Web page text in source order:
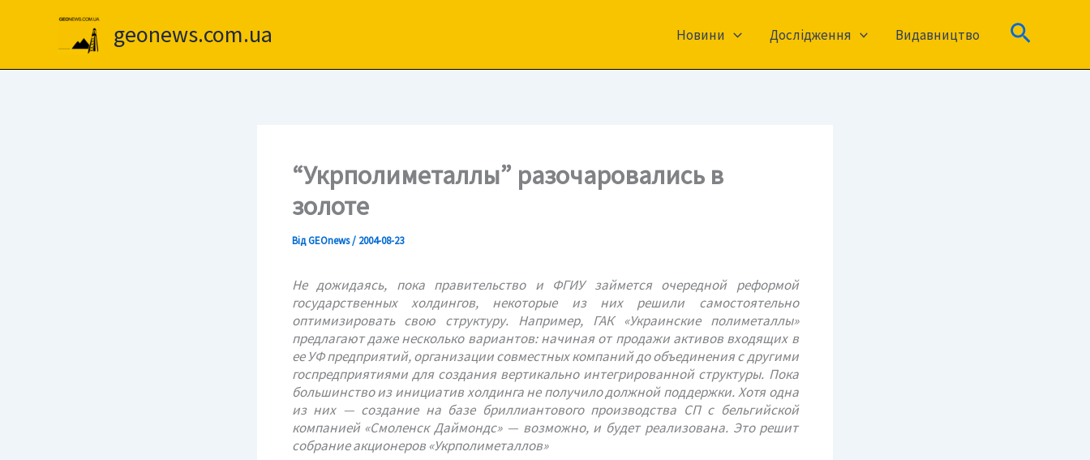
geonews.com.ua Новини Дослідження Видавництво Пошук
“Укрполиметаллы” разочаровались в
золоте
ВідGEOnews/ 2004-08-23
Не дожидаясь, пока правительство и ФГИУ займется очередной реформой
государственных холдингов, некоторые из них решили самостоятельно
оптимизировать свою структуру. Например, ГАК «Украинские полиметаллы»
предлагают даже несколько вариантов: начиная от продажи активов входящих в
ее УФ предприятий, организации совместных компаний до объединения с другими
госпредприятиями для создания вертикально интегрированной структуры. Пока
большинство из инициатив холдинга не получило должной поддержки. Хотя одна
из них — создание на базе бриллиантового производства СП с бельгийской
компанией «Смоленск Даймондс» — возможно, и будет реализована. Это решит
собрание акционеров «Укрполиметаллов»